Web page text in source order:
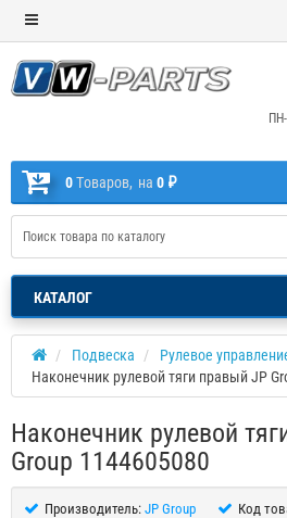
0Tоваров, на 0 ₽
КАТАЛОГ
Подвеска
Рулевое
Наконечник рулевой тяги правый JP
Наконечник рулевой
Group 1144605080
Производитель: JP Group Код